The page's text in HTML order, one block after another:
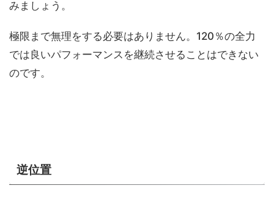
みましょう。
極限まで無理をする必要はありません。120％の全力
では良いパフォーマンスを継続させることはできない
のです。
逆位置